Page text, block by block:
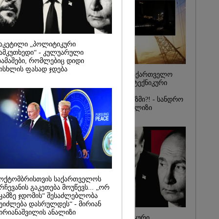
მათ
არ
- ქეთა
რატომ ჩაბნელდა საქართველო
მესამედ: საბოტაჟი, ტექნიკური
ხარვეზი თუ
არაპროფესიონალიზმი?! - სანდრო
თვალჭრელიძის ანალიზი
„პოლიტიკური
- კულუარული
რომლებიც დიდი
ფასად ჯდება
საქართველოს
გაკეთება მოუწევს... „ორ
ჯდომის“ შესაძლებლობა
დასრულდეს“ - მირიან
ანალიზი